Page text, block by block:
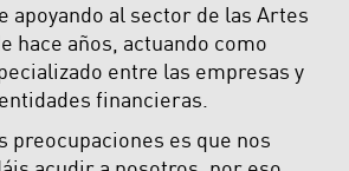
apoyando al sector de las Artes
hace años, actuando como
entre las empresas y
financieras.
preocupaciones es que nos